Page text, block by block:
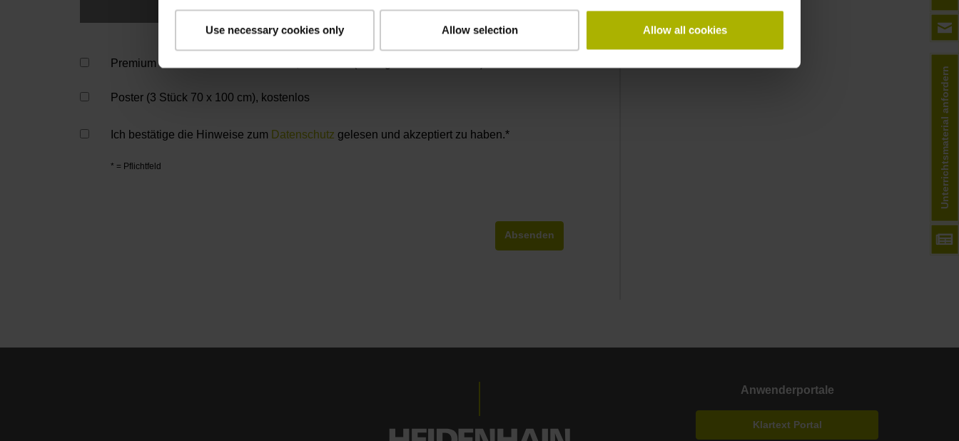
Use necessary cookies only Allow selection Allow all cookies
Artikel der HESP-Aktion 2025
Premium HEIDENHAIN-Trinkflasche, kostenlos (solange der Vorrat reicht)
Poster (3 Stück 70 x 100 cm), kostenlos
Ich bestätige die Hinweise zum Datenschutz gelesen und akzeptiert zu haben.*
* = Pflichtfeld
Absenden
Anwenderportale
Klartext Portal
Unterrichtsmaterial anfordern